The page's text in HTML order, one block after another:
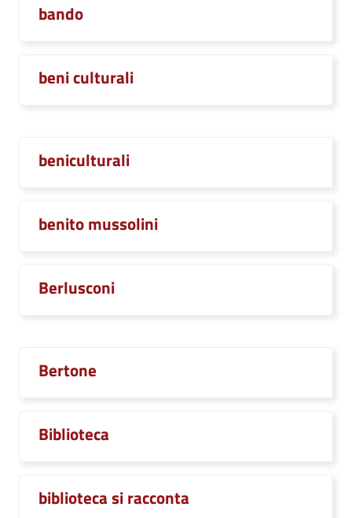
bando
beni culturali
beniculturali
benito mussolini
Berlusconi
Bertone
Biblioteca
biblioteca si racconta